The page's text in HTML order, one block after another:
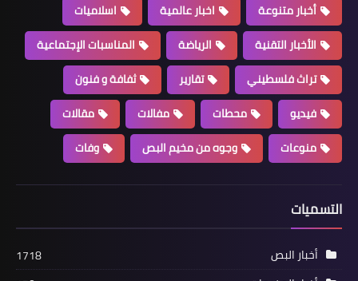
....
#20
إصابة_كورونا_لهذا_اليوم_كانت_كما_يلي
بلدة البرج الشمالي والمخيم:
أخبار متنوعة
اخبار عالمية
اسلاميات
الأخبار التقنية
الرياضة
المناسبات الإجتماعية
تراث فلسطيني
تقارير
ثفافة و فنون
فيديو
محطات مفالات
مقالات
منوعات
وجوه من مخيم البص وفات
التسميات
أخبار البص
1718